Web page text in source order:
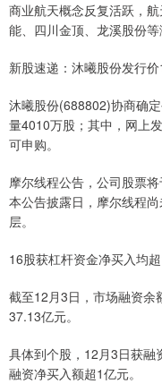
商业航天概念反复活跃，
能、四川金顶、龙溪股份等
新股速递：沐曦股份发行
沐曦股份(688802)协商确
量4010万股；其中，网上
可申购。
摩尔线程公告，公司股票
本公告披露日，摩尔线程
层。
16股获杠杆资金净买入均
截至12月3日，市场融资
37.13亿元。
具体到个股，12月3日获
融资净买入额超1亿元。